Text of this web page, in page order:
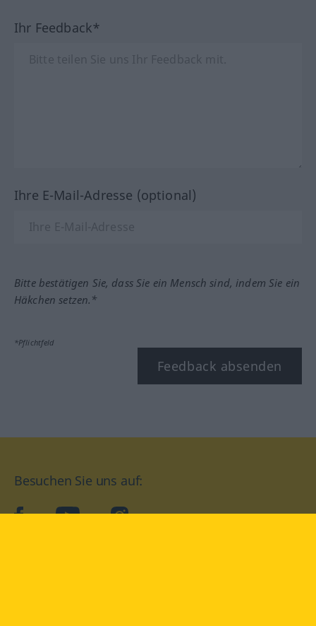
Ihr Feedback*
Ihre E-Mail-Adresse (optional)
Bitte bestätigen Sie, dass Sie ein Mensch sind, indem Sie ein
Häkchen setzen.*
*Pflichtfeld
Feedback absenden
Besuchen Sie uns auf:
facebookYouTube Instagram